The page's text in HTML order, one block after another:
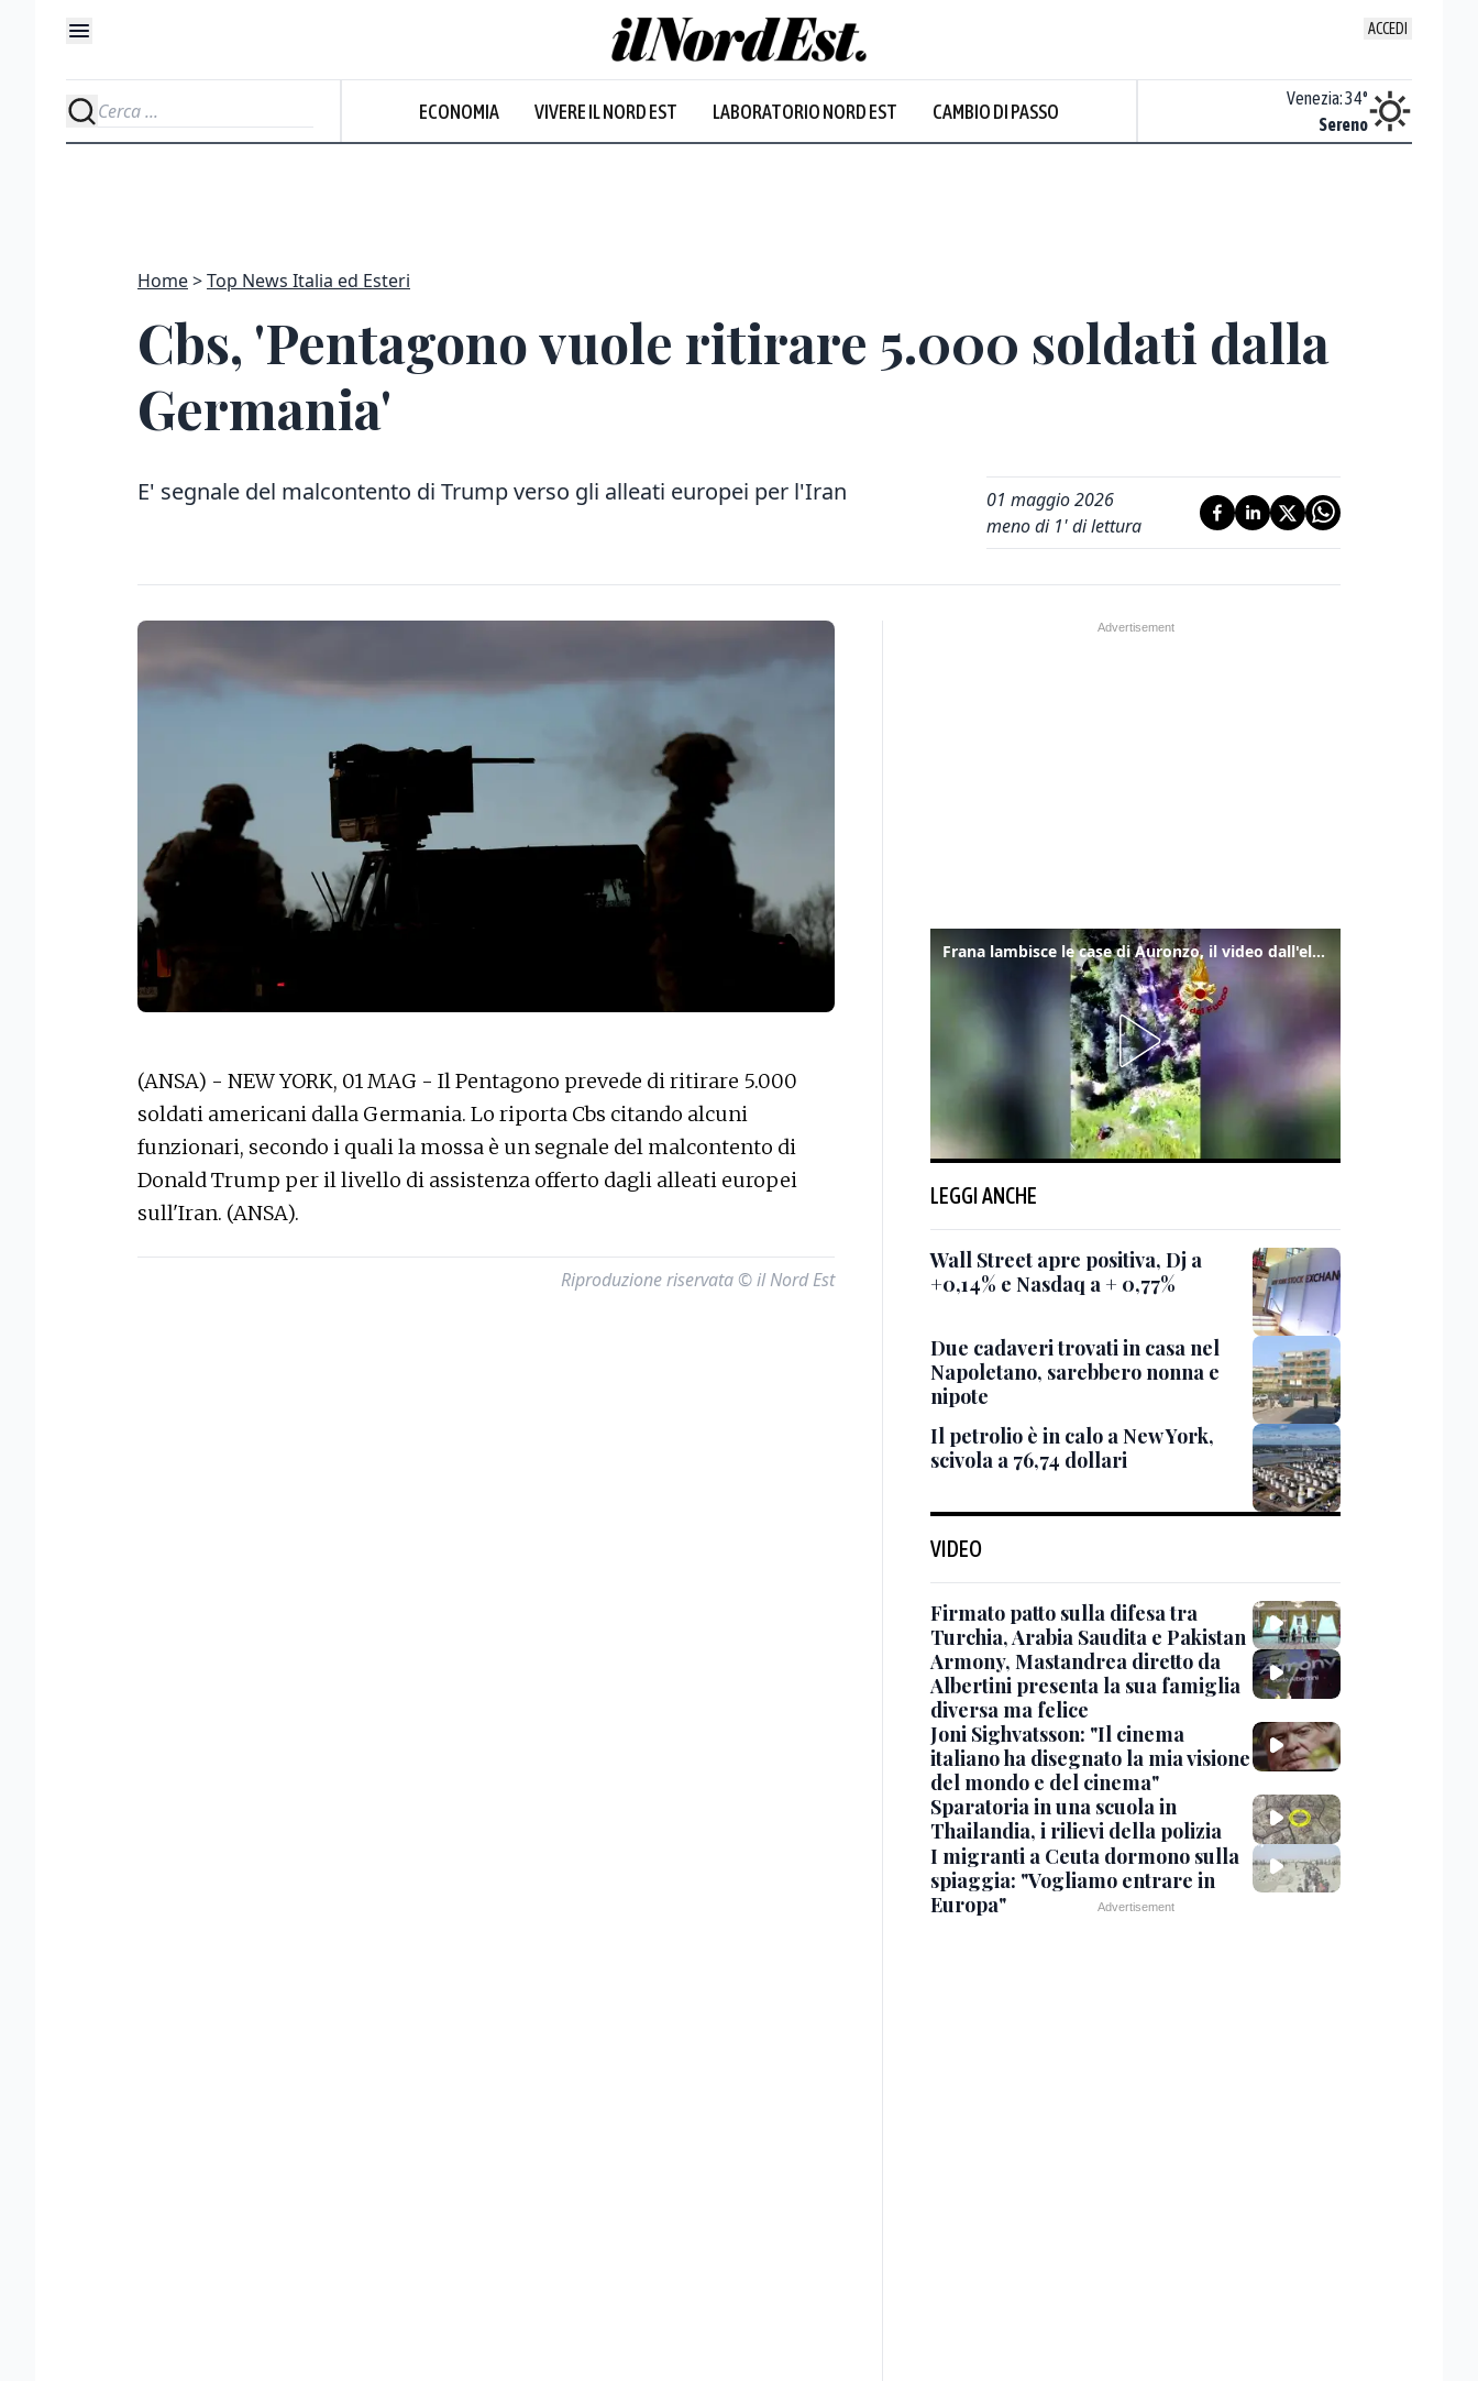
ACCEDI
ECONOMIA VIVERE IL NORD EST LABORATORIO NORD EST CAMBIO DI PASSO
Nuvoloso
Venezia:34°
Sereno
Home Top News Italia ed Esteri
Cbs, 'Pentagono vuole ritirare 5.000 soldati dalla
Germania'
E' segnale del malcontento di Trump verso gli alleati europei per l'Iran
01 maggio 2026
meno di 1' di lettura
(ANSA) - NEW YORK, 01 MAG - Il Pentagono prevede di ritirare 5.000
soldati americani dalla Germania. Lo riporta Cbs citando alcuni
funzionari, secondo i quali la mossa è un segnale del malcontento di
Donald Trump per il livello di assistenza offerto dagli alleati europei
sull'Iran. (ANSA).
Riproduzione riservata © il Nord Est
Frana lambisce le case di Auronzo, il video dall'elicottero dei vigili del fuoco
LEGGI ANCHE
Wall Street apre positiva, Dj a
+0,14% e Nasdaq a + 0,77%
Due cadaveri trovati in casa nel
Napoletano, sarebbero nonna e
nipote
Il petrolio è in calo a New York,
scivola a 76,74 dollari
VIDEO
Firmato patto sulla difesa tra
Turchia, Arabia Saudita e Pakistan
Armony, Mastandrea diretto da
Albertini presenta la sua famiglia
diversa ma felice
Joni Sighvatsson: "Il cinema
italiano ha disegnato la mia visione
del mondo e del cinema"
Sparatoria in una scuola in
Thailandia, i rilievi della polizia
I migranti a Ceuta dormono sulla
spiaggia: "Vogliamo entrare in
Europa"